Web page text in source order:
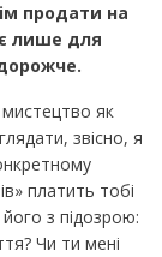
продати на
лише для
як
звісно, я
платить тобі
з підозрою:
Чи ти мені